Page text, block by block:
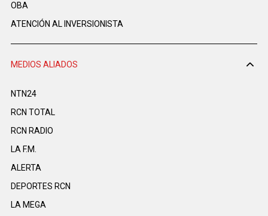
OBA
ATENCIÓN AL INVERSIONISTA
MEDIOS ALIADOS
NTN24
RCN TOTAL
RCN RADIO
LA F.M.
ALERTA
DEPORTES RCN
LA MEGA